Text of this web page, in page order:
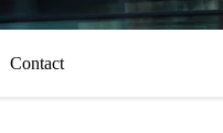
Contact